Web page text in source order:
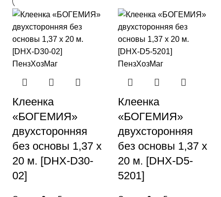
Клеенка
«БОГЕМИЯ»
двухсторонняя
без основы 1,37 х
20 м. [DHX-D30-
02]
Клеенка
«БОГЕМИЯ»
двухсторонняя
без основы 1,37 х
20 м. [DHX-D5-
5201]